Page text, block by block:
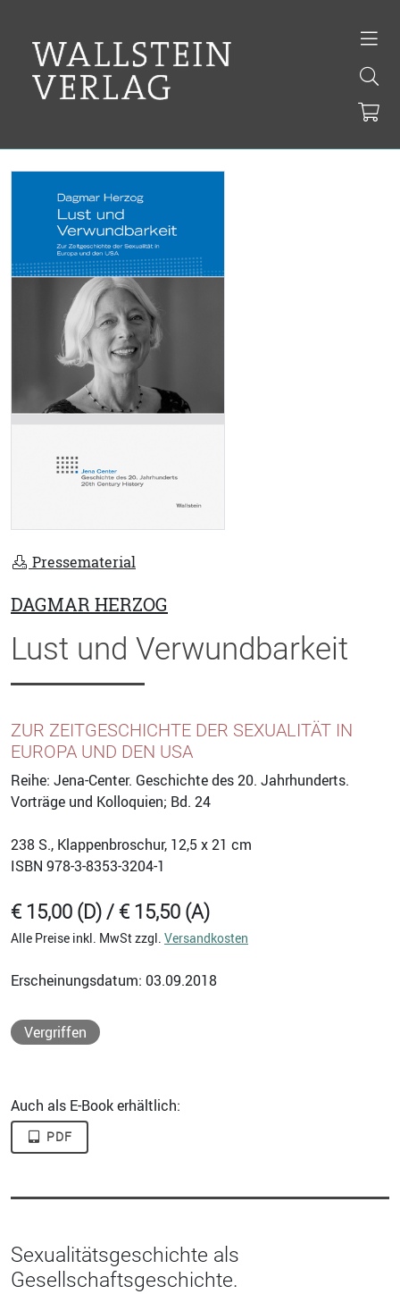
Pressematerial
DAGMAR HERZOG
Lust und Verwundbarkeit
ZUR ZEITGESCHICHTE DER SEXUALITÄT IN
EUROPA UND DEN USA
Reihe: Jena-Center. Geschichte des 20. Jahrhunderts.
Vorträge und Kolloquien; Bd. 24
238 S., Klappenbroschur, 12,5 x 21 cm
ISBN 978-3-8353-3204-1
€ 15,00 (D) / € 15,50 (A)
Alle Preise inkl. MwSt zzgl. Versandkosten
Erscheinungsdatum: 03.09.2018
Vergriffen
Auch als E-Book erhältlich:
PDF
Sexualitätsgeschichte als
Gesellschaftsgeschichte.